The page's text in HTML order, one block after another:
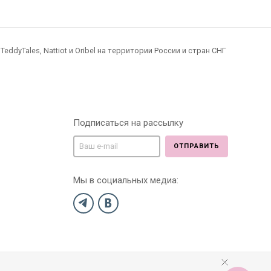
Nattiot и Oribel на территории России и стран СНГ
Подписаться на рассылку
ОТПРАВИТЬ
Мы в социальных медиа: